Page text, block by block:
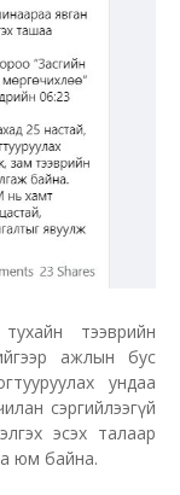
тээврийн
ажлын бус
ундаа
сэргийлээгүй
эсэх талаар
юм байна.